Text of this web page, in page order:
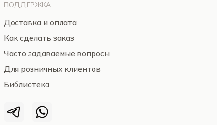
ПОДДЕРЖКА
Доставка и оплата
Как сделать заказ
Часто задаваемые вопросы
Для розничных клиентов
Библиотека